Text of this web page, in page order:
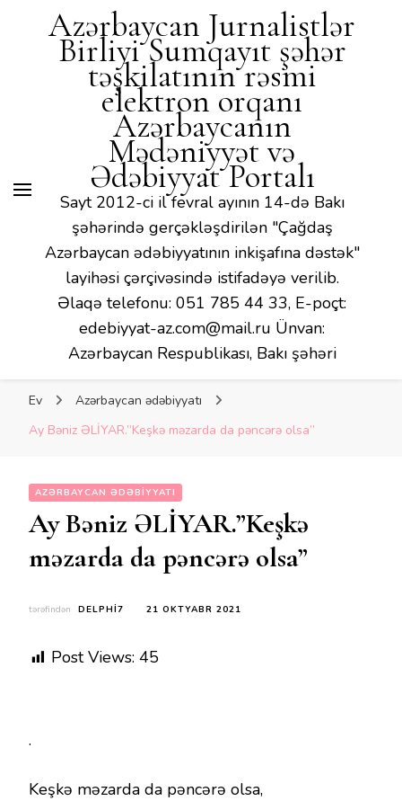
Mədəniyyət və Ədəbiyyat
Portalı
Azərbaycan Jurnalistlər
Birliyi Sumqayıt şəhər
təşkilatının rəsmi
elektron orqanı
Azərbaycanın
Mədəniyyət və
Ədəbiyyat Portalı
Sayt 2012-ci il fevral ayının 14-də Bakı
şəhərində gerçəkləşdirilən "Çağdaş
Azərbaycan ədəbiyyatının inkişafına dəstək"
layihəsi çərçivəsində istifadəyə verilib.
Əlaqə telefonu: 051 785 44 33, E-poçt:
edebiyyat-az.com@mail.ru Ünvan:
Azərbaycan Respublikası, Bakı şəhəri
Ev
Azərbaycan ədəbiyyatı
Ay Bəniz ƏLİYAR.”Keşkə məzarda da pəncərə olsa”
AZƏRBAYCAN ƏDƏBIYYATI
Ay Bəniz ƏLİYAR.”Keşkə
məzarda da pəncərə olsa”
tərəfindən DELPHI7 21 OKTYABR 2021
Post Views: 45
.
Keşkə məzarda da pəncərə olsa,